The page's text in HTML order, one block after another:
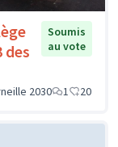
des
Soumis
au vote
2030 1 20